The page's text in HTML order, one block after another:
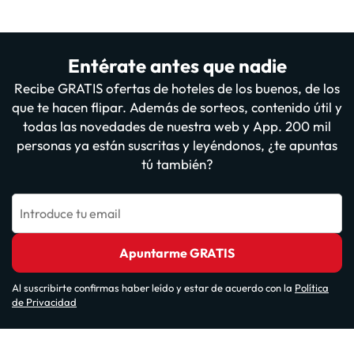
Entérate antes que nadie
Recibe GRATIS ofertas de hoteles de los buenos, de los
que te hacen flipar. Además de sorteos, contenido útil y
todas las novedades de nuestra web y App. 200 mil
personas ya están suscritas y leyéndonos, ¿te apuntas
tú también?
Introduce tu email
Apuntarme GRATIS
Al suscribirte confirmas haber leído y estar de acuerdo con la Política
de Privacidad